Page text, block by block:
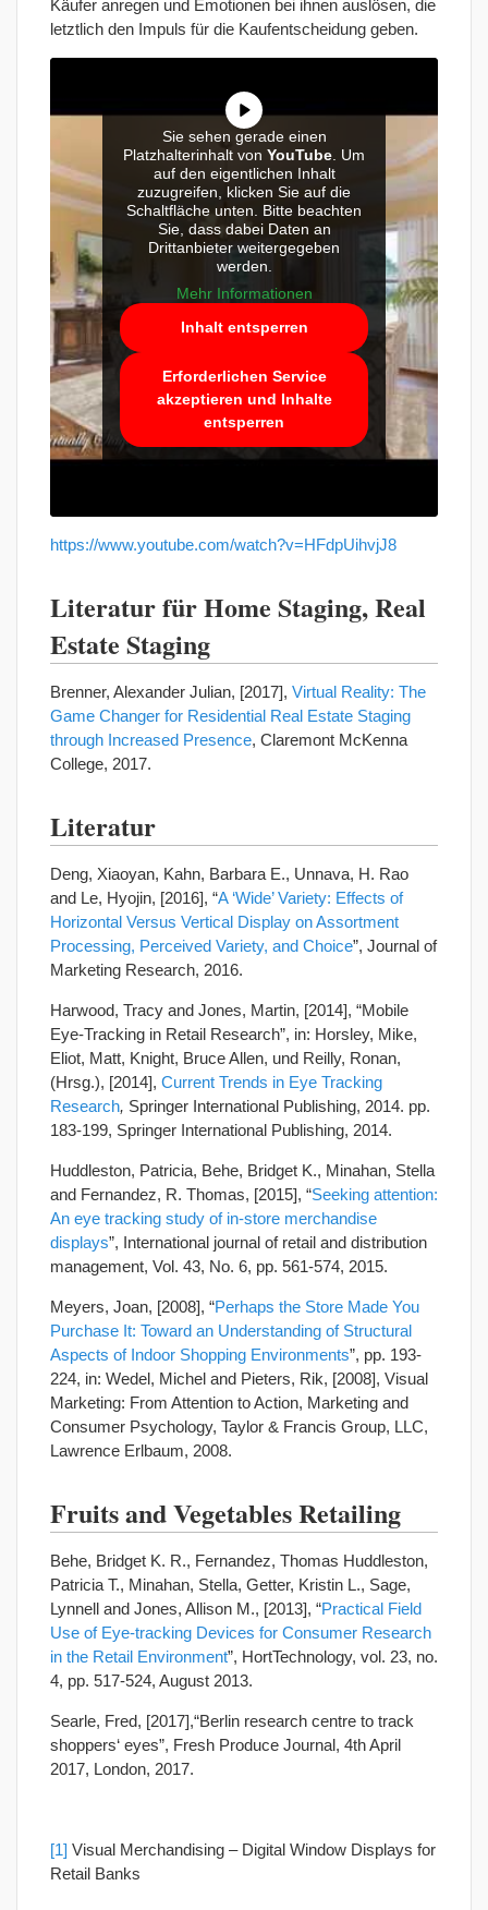
Käufer anregen und Emotionen bei ihnen auslösen, die
letztlich den Impuls für die Kaufentscheidung geben.
Sie sehen gerade einen
Platzhalterinhalt von YouTube . Um
auf den eigentlichen Inhalt
zuzugreifen, klicken Sie auf die
Schaltfläche unten. Bitte beachten
Sie, dass dabei Daten an
Drittanbieter weitergegeben
werden.
Mehr Informationen
Inhalt entsperren
Erforderlichen Service
akzeptieren und Inhalte
entsperren
https://www.youtube.com/watch?v=HFdpUihvjJ8
Literatur für Home Staging, Real
Estate Staging
Brenner, Alexander Julian, [2017], Virtual Reality: The
Game Changer for Residential Real Estate Staging
through Increased Presence, Claremont McKenna
College, 2017.
Literatur
Deng, Xiaoyan, Kahn, Barbara E., Unnava, H. Rao
and Le, Hyojin, [2016], “A ‘Wide’ Variety: Effects of
Horizontal Versus Vertical Display on Assortment
Processing, Perceived Variety, and Choice”, Journal of
Marketing Research, 2016.
Harwood, Tracy and Jones, Martin, [2014], “Mobile
Eye-Tracking in Retail Research”, in: Horsley, Mike,
Eliot, Matt, Knight, Bruce Allen, und Reilly, Ronan,
(Hrsg.), [2014], Current Trends in Eye Tracking
Research, Springer International Publishing, 2014. pp.
183-199, Springer International Publishing, 2014.
Huddleston, Patricia, Behe, Bridget K., Minahan, Stella
and Fernandez, R. Thomas, [2015], “Seeking attention:
An eye tracking study of in‐store merchandise
displays”, International journal of retail and distribution
management, Vol. 43, No. 6, pp. 561‐574, 2015.
Meyers, Joan, [2008], “Perhaps the Store Made You
Purchase It: Toward an Understanding of Structural
Aspects of Indoor Shopping Environments”, pp. 193-
224, in: Wedel, Michel and Pieters, Rik, [2008], Visual
Marketing: From Attention to Action, Marketing and
Consumer Psychology, Taylor & Francis Group, LLC,
Lawrence Erlbaum, 2008.
Fruits and Vegetables Retailing
Behe, Bridget K. R., Fernandez, Thomas Huddleston,
Patricia T., Minahan, Stella, Getter, Kristin L., Sage,
Lynnell and Jones, Allison M., [2013], “Practical Field
Use of Eye-tracking Devices for Consumer Research
in the Retail Environment”, HortTechnology, vol. 23, no.
4, pp. 517-524, August 2013.
Searle, Fred, [2017],“Berlin research centre to track
shoppers‘ eyes”, Fresh Produce Journal, 4th April
2017, London, 2017.
[1] Visual Merchandising – Digital Window Displays for
Retail Banks